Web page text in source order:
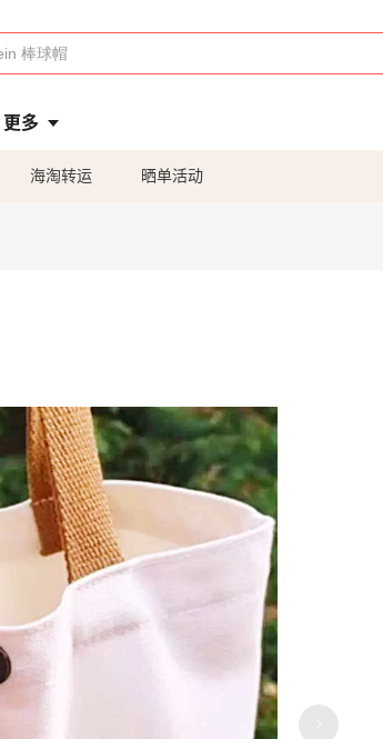
更多
海淘转运 晒单活动
美团外卖拼单古茗奶茶！居然也有返利